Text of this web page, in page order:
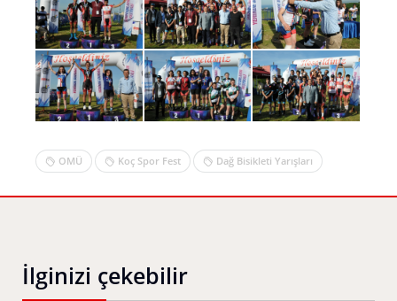
OMÜ Koç Spor Fest Dağ Bisikleti Yarışları
İlginizi çekebilir